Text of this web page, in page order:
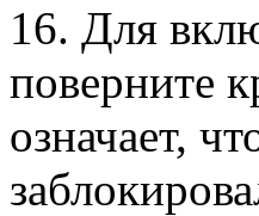
16. Для
поверните
означает,